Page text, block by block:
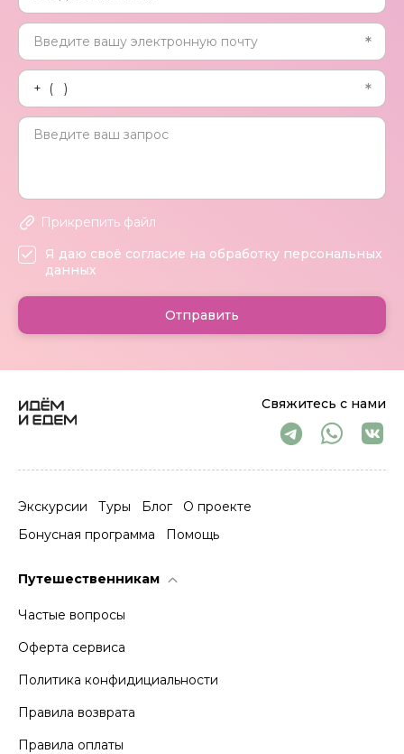
Свяжитесь с нами
Экскурсии Туры Блог
О проекте
Бонусная программа
Помощь
Путешественникам
Частые вопросы
Оферта сервиса
Политика конфидициальности
Правила возврата
Правила оплаты
Прикрепить файл
Я даю своё согласие на обработку персональных
данных
Отправить